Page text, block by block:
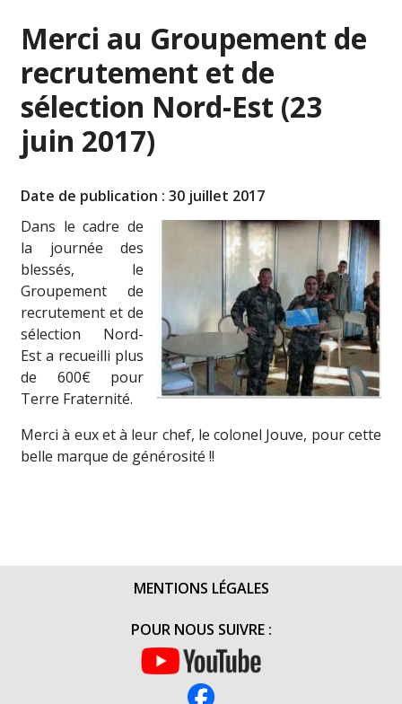
Merci au Groupement de
recrutement et de
sélection Nord-Est (23
juin 2017)
Date de publication : 30 juillet 2017
Dans le cadre de
la journée des
blessés, le
Groupement de
recrutement et de
sélection Nord-
Est a recueilli plus
de 600€ pour
Terre Fraternité.
Merci à eux et à leur chef, le colonel Jouve, pour cette
belle marque de générosité !!
MENTIONS LÉGALES
POUR NOUS SUIVRE :